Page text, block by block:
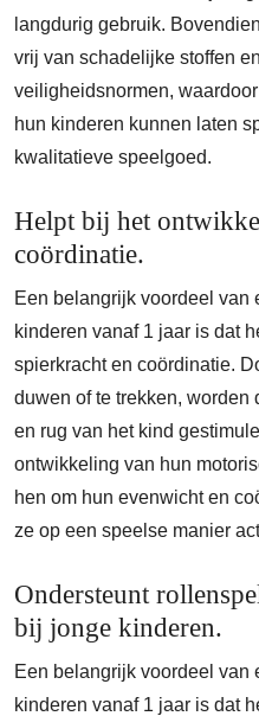
langdurig gebruik.
vrij van schadelijke stoffen
veiligheidsnormen,
hun kinderen kunnen laten
kwalitatieve speelgoed.
Helpt bij het
coördinatie.
Een belangrijk voordeel van
kinderen vanaf 1 jaar is dat
spierkracht en coördinatie.
duwen of te trekken, worden
en rug van het kind
ontwikkeling van hun
hen om hun evenwicht en
ze op een speelse manier
Ondersteunt
bij jonge kinderen.
Een belangrijk voordeel van
kinderen vanaf 1 jaar is dat